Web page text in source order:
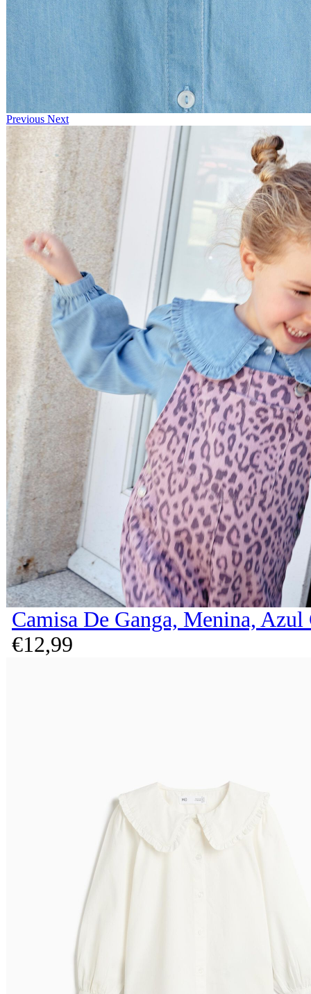
Previous Next
Camisa De Ganga, Menina, Azul
€12,99